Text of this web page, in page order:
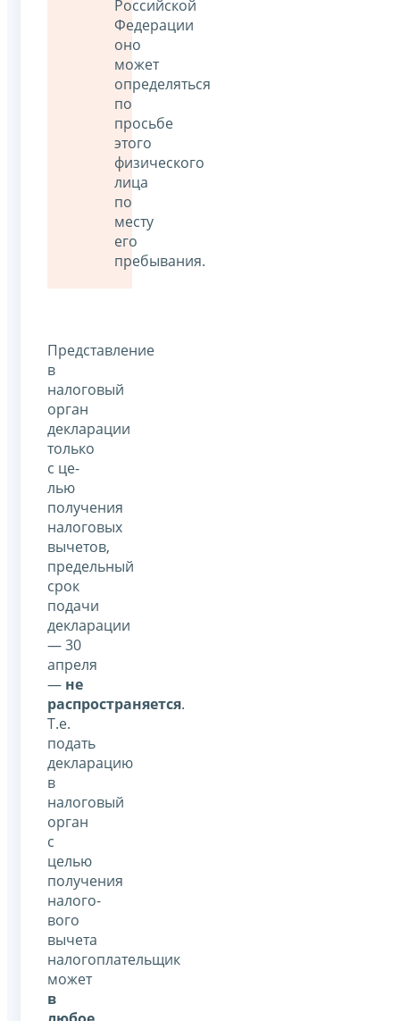
Российской
Федерации
оно
может
определяться
по
просьбе
этого
физического
лица
по
месту
его
пребывания.
Представление
в
налоговый
орган
декларации
только
с це­
лью
получения
налоговых
вычетов,
предельный
срок
подачи
декларации
— 30
апреля
— не
распространяется.
Т.е.
подать
декларацию
в
налоговый
орган
с
целью
получения
налого­
вого
вычета
налогоплательщик
может
в